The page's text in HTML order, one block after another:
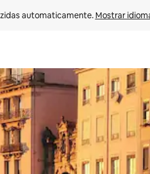
automaticamente. Mostrar